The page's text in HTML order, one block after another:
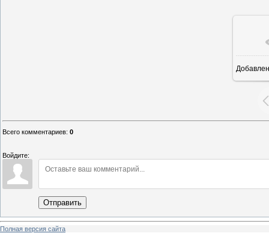
Всего комментариев: 0
Войдите:
Отправить
Полная версия сайта